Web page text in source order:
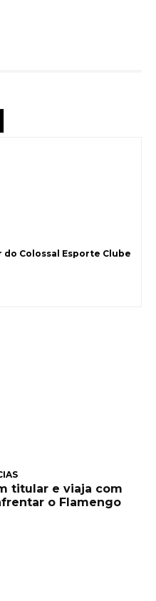
Colossal Esporte Clube
titular e viaja com
o Flamengo